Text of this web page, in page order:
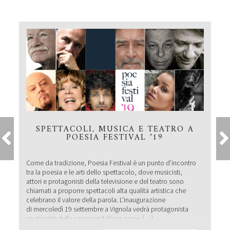
SPETTACOLI, MUSICA E TEATRO A
POESIA FESTIVAL ’19
Come da tradizione, Poesia Festival è un punto d’incontro
tra la poesia e le arti dello spettacolo, dove musicisti,
attori e protagonisti della televisione e del teatro sono
chiamati a proporre spettacoli alta qualità artistica che
celebrano il valore della parola. L’inaugurazione
di mercoledì 19 settembre a Vignola vedrà protagonista
un gigante della canzone italiana come […]